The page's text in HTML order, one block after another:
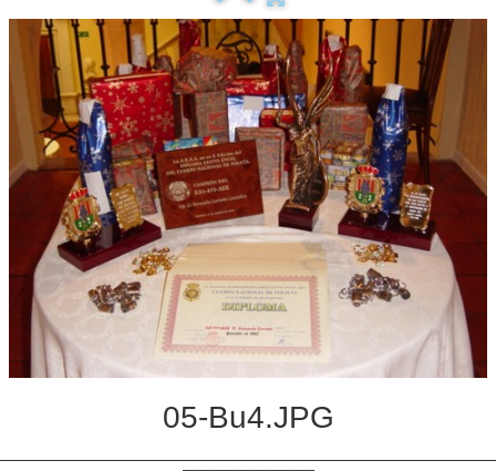
Hacerse socio
Log diploma en Pdf
Fotos▼
Sistemas Digitales
Noticias de interés
Contacto
05-Bu4.JPG